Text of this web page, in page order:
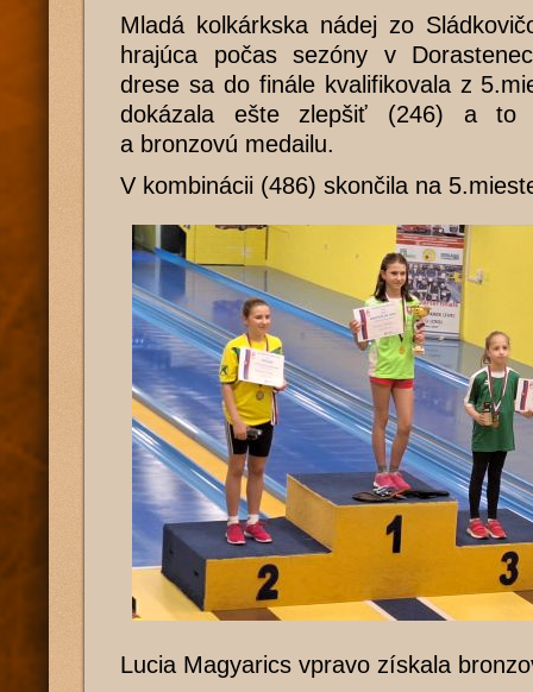
Mladá kolkárkska nádej zo
hrajúca počas sezóny v
drese sa do finále kvalifikovala z
dokázala ešte zlepšiť (246) a
a bronzovú medailu.
V kombinácii (486) skončila na
Lucia Magyarics vpravo získala